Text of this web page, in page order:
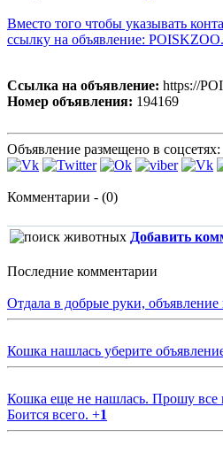
Вместо того чтобы указывать
ссылку на объявление:
Ссылка на объявление: https://
Номер объявления: 194169
Объявление размещено в соцсетях:
Комментарии - (0)
Добавить
Последние комментарии
Отдала в добрые руки, объявление
Кошка нашлась уберите
Кошка еще не нашлась. Прошу
Боится всего. +1